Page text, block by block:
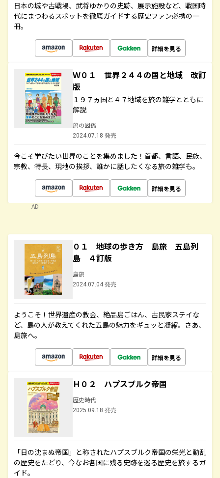
日本の城や古戦場、武将ゆかりの史跡、展示施設など、戦国時
代にまつわるスポットを徹底ガイドする歴史ファン必携の一
冊。
詳細を見る
Ｗ０１ 世界２４４の国と地域 改訂
版
１９７ヵ国と４７地域を旅の雑学とともに
解説
旅の図鑑
2024.07.18 発売
今こそ学びたい世界のことを集めました！首都、言語、民族、
宗教、特長、現地の挨拶、誰かに話したくなる旅の雑学も。
詳細を見る
AD
０１ 地球の歩き方 島旅 五島列
島 ４訂版
島旅
2024.07.04 発売
ようこそ！世界遺産の教会、絶品島ごはん、古民家ステイな
ど、島の人が教えてくれた五島の魅力をギュッと凝縮。さあ、
島旅へ。
詳細を見る
Ｈ０２ ハプスブルク帝国
歴史時代
2025.09.18 発売
「日の沈まぬ帝国」と称されたハプスブルク帝国の栄光と動乱
の歴史をたどり、今なお各国に残る史跡を巡る歴史を旅するガ
イド。